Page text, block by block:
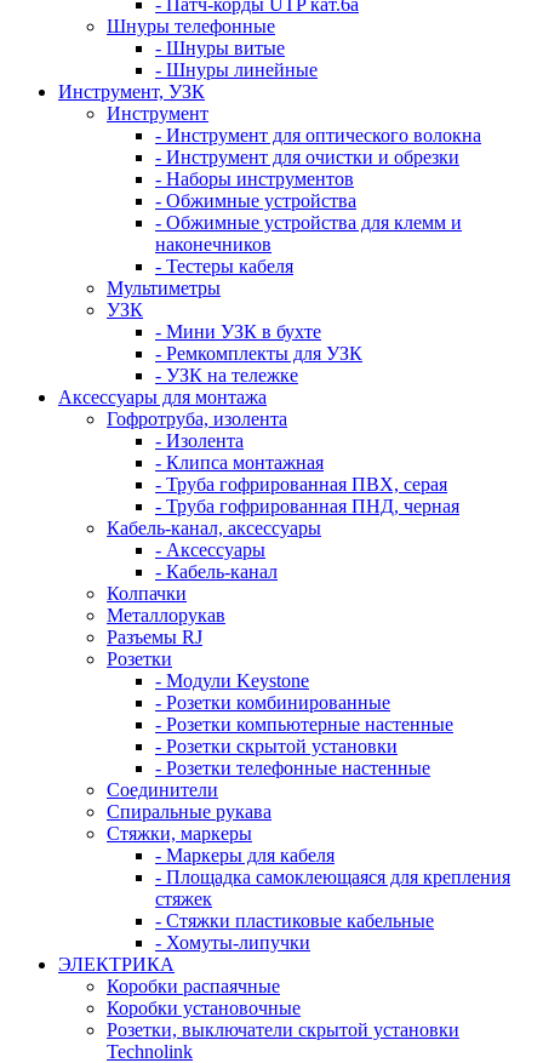
- Патч-корды UTP кат.6а
Шнуры телефонные
- Шнуры витые
- Шнуры линейные
Инструмент, УЗК
Инструмент
- Инструмент для оптического волокна
- Инструмент для очистки и обрезки
- Наборы инструментов
- Обжимные устройства
- Обжимные устройства для клемм и
наконечников
- Тестеры кабеля
Мультиметры
УЗК
- Мини УЗК в бухте
- Ремкомплекты для УЗК
- УЗК на тележке
Аксессуары для монтажа
Гофротруба, изолента
- Изолента
- Клипса монтажная
- Труба гофрированная ПВХ, серая
- Труба гофрированная ПНД, черная
Кабель-канал, аксессуары
- Аксессуары
- Кабель-канал
Колпачки
Металлорукав
Разъемы RJ
Розетки
- Модули Keystone
- Розетки комбинированные
- Розетки компьютерные настенные
- Розетки скрытой установки
- Розетки телефонные настенные
Соединители
Спиральные рукава
Стяжки, маркеры
- Маркеры для кабеля
- Площадка самоклеющаяся для крепления
стяжек
- Стяжки пластиковые кабельные
- Хомуты-липучки
ЭЛЕКТРИКА
Коробки распаячные
Коробки установочные
Розетки, выключатели скрытой установки
Technolink